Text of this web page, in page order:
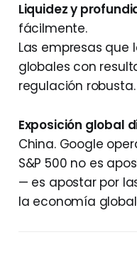
Liquidez y
fácilmente.
Las empresas que
globales con
regulación robusta.
Exposición global
China. Google
S&P 500 no es
— es apostar por
la economía